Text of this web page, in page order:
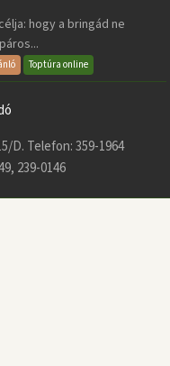
hogy a bringád ne
Toptúra online
D. Telefon: 359-1964
239-0146